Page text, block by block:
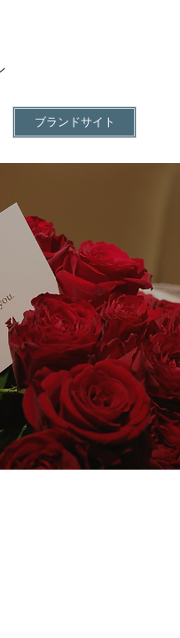
ブランドサイト